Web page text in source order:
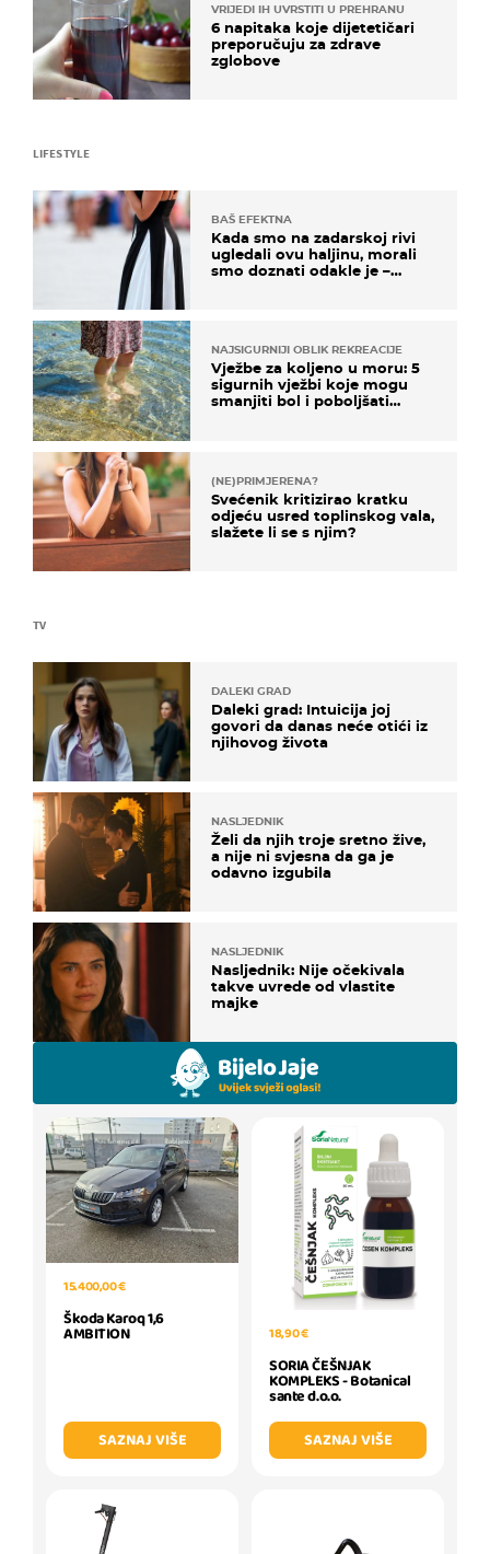
VRIJEDI IH UVRSTITI U PREHRANU
6 napitaka koje dijetetičari
preporučuju za zdrave
zglobove
TV
DALEKI GRAD
Daleki grad: Intuicija joj
govori da danas neće otići iz
njihovog života
NASLJEDNIK
Želi da njih troje sretno žive,
a nije ni svjesna da ga je
odavno izgubila
NASLJEDNIK
Nasljednik: Nije očekivala
takve uvrede od vlastite
majke
LIFESTYLE
BAŠ EFEKTNA
Kada smo na zadarskoj rivi
ugledali ovu haljinu, morali
smo doznati odakle je –
NAJSIGURNIJI OBLIK REKREACIJE
Vježbe za koljeno u moru: 5
sigurnih vježbi koje mogu
smanjiti bol i poboljšati
(NE)PRIMJERENA?
Svećenik kritizirao kratku
odjeću usred toplinskog vala,
slažete li se s njim?
15.400,00 €
Škoda Karoq 1,6
AMBITION
SAZNAJ VIŠE
18,90 €
SORIA ČEŠNJAK
KOMPLEKS - Botanical
sante d.o.o.
SAZNAJ VIŠE